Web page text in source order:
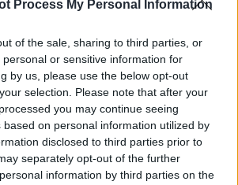
Process My Personal Information
of the sale, sharing to third parties, or
or sensitive information for
by us, please use the below opt-out
selection. Please note that after your
you may continue seeing
based on personal information utilized by
disclosed to third parties prior to
separately opt-out of the further
information by third parties on the
a fadiga mental, a dificuldade de
a procrastinação. Na sua visão,
permanecem ativas na memória e
de sobrecarga, enquanto o stress
os níveis de cortisol e
cognitivo.
Agrela Rodrigues ressalta que não há
Estoril Open 2026”
circuito ATP com
Luca Van Assche
dias atrás 07/08/2026